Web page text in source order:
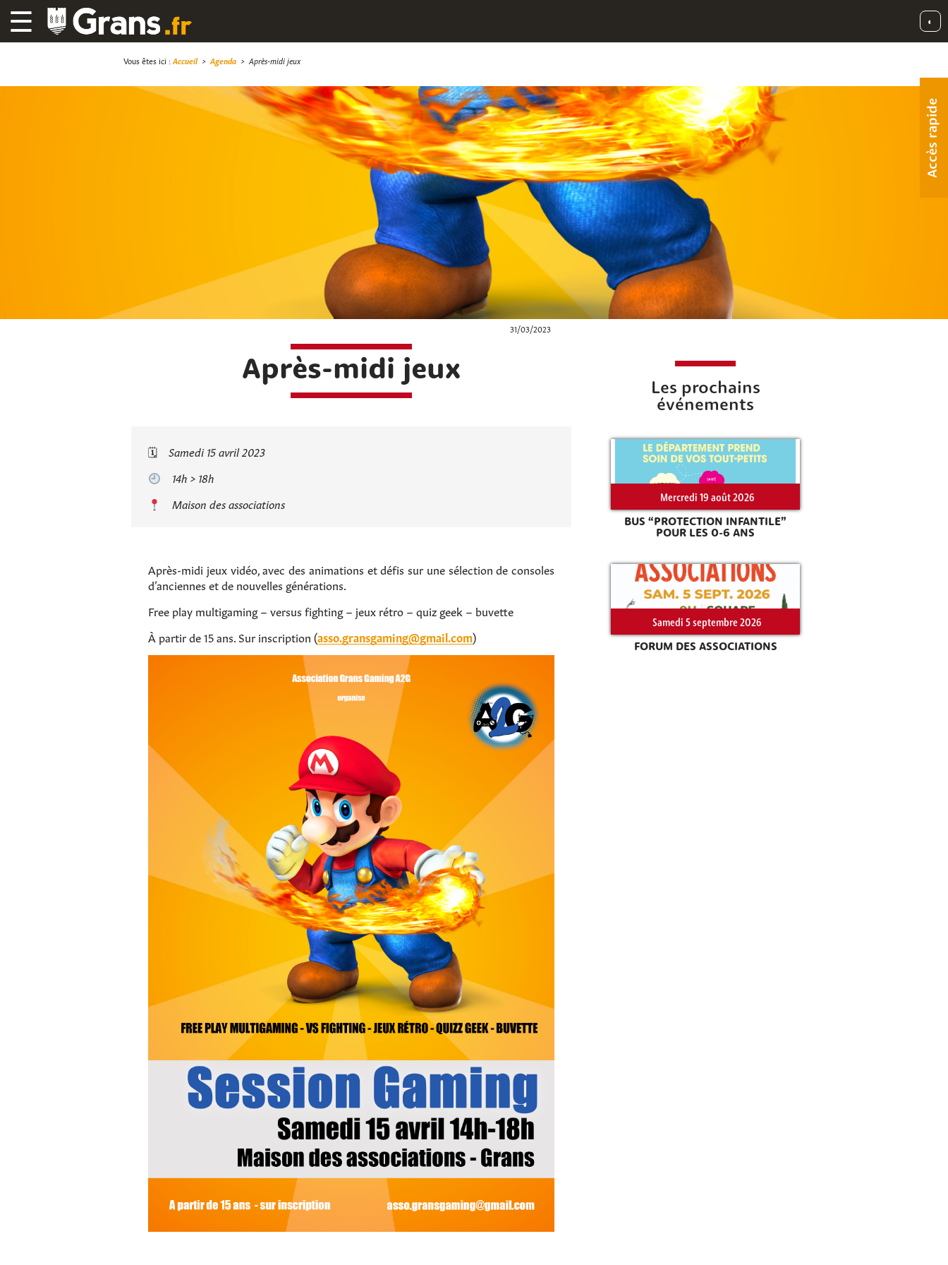
☰ ◐
Accès rapide
Rechercher sur le site
Vous êtes ici : Accueil> Agenda > Après-midi jeux
31/03/2023
Après-midi jeux
🗓
Samedi 15 avril 2023
14h > 18h
Maison des associations
Après-midi jeux vidéo, avec des animations et défis sur une sélection de consoles
d’anciennes et de nouvelles générations.
Free play multigaming – versus fighting – jeux rétro – quiz geek – buvette
À partir de 15 ans. Sur inscription (asso.gransgaming@gmail.com)
Les prochains
événements
Mercredi 19 août 2026
BUS “PROTECTION INFANTILE”
POUR LES 0-6 ANS
Samedi 5 septembre 2026
FORUM DES ASSOCIATIONS